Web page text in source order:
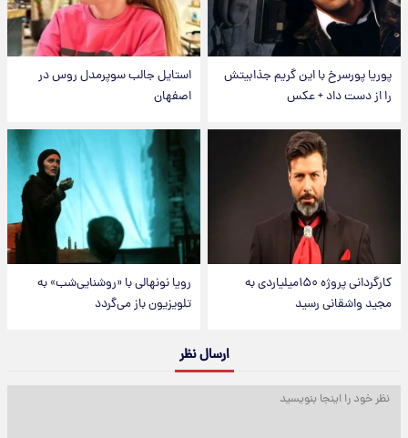
پوریا پورسرخ با این گریم جذابیتش
را از دست داد + عکس
استایل جالب سوپرمدل روس در
اصفهان
کارگردانی پروژه ۱۵۰میلیاردی به
مجید واشقانی رسید
رویا نونهالی با «روشنایی‌شب» به
تلویزیون باز می‌گردد
ارسال نظر